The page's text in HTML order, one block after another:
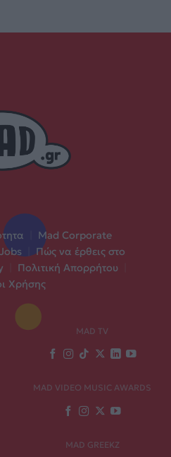
Mad Corporate
Πώς να έρθεις στο
Πολιτική Απορρήτου
Χρήσης
MAD TV
MAD VIDEO MUSIC AWARDS
MAD GREEKZ